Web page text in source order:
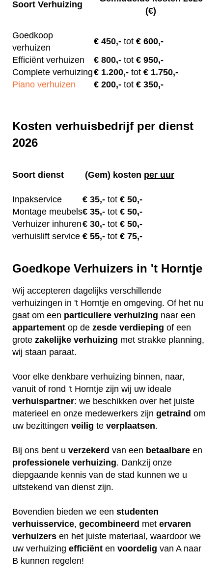
Soort Verhuizing
(€)
Goedkoop
verhuizen
€ 450,- tot € 600,-
Efficiënt verhuizen
€ 800,- tot € 950,-
Complete verhuizing€ 1.200,- tot € 1.750,-
Piano verhuizen
€ 200,- tot € 350,-
Kosten verhuisbedrijf per dienst
2026
Soort dienst (Gem) kosten per uur
Inpakservice € 35,- tot € 50,-
Montage meubels€ 35,- tot € 50,-
Verhuizer inhuren€ 30,- tot € 50,-
verhuislift service € 55,- tot € 75,-
Goedkope Verhuizers in 't Horntje
Wij accepteren dagelijks verschillende
verhuizingen in 't Horntje en omgeving. Of het nu
gaat om een particuliere verhuizing naar een
appartement op de zesde verdieping of een
grote zakelijke verhuizing met strakke planning,
wij staan paraat.
Voor elke denkbare verhuizing binnen, naar,
vanuit of rond 't Horntje zijn wij uw ideale
verhuispartner: we beschikken over het juiste
materieel en onze medewerkers zijn getraind om
uw bezittingen veilig te verplaatsen.
Bij ons bent u verzekerd van een betaalbare en
professionele verhuizing. Dankzij onze
diepgaande kennis van de stad kunnen we u
uitstekend van dienst zijn.
Bovendien bieden we een studenten
verhuisservice, gecombineerd met ervaren
verhuizers en het juiste materiaal, waardoor we
uw verhuizing efficiënt en voordelig van A naar
B kunnen regelen!